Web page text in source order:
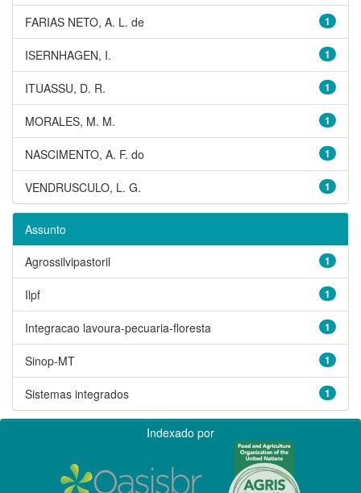
1
FARIAS NETO, A. L. de
1
ISERNHAGEN, I.
1
ITUASSU, D. R.
1
MORALES, M. M.
1
NASCIMENTO, A. F. do
1
VENDRUSCULO, L. G.
Assunto
1
Agrossilvipastoril
1
Ilpf
1
Integracao lavoura-pecuaria-floresta
1
Sinop-MT
1
Sistemas integrados
Indexado por